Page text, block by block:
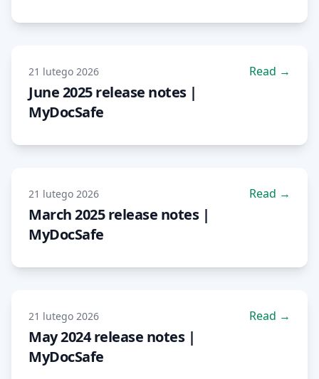
21 lutego 2026
June 2025 release notes |
MyDocSafe
Read →
21 lutego 2026
March 2025 release notes |
MyDocSafe
Read →
21 lutego 2026
May 2024 release notes |
MyDocSafe
Read →